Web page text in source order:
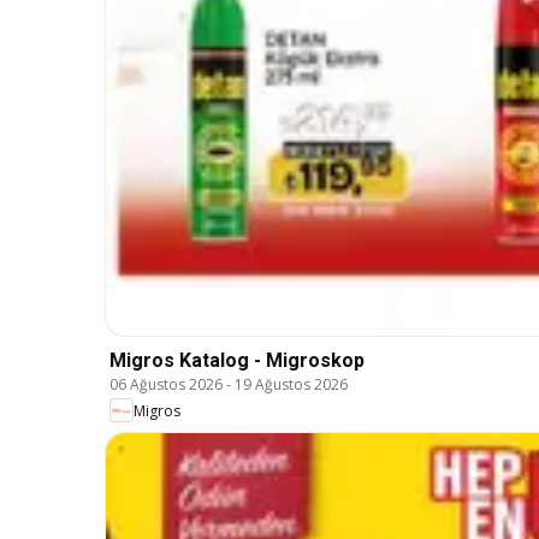
Migros Katalog - Migroskop
06 Ağustos 2026- 19 Ağustos 2026
Migros